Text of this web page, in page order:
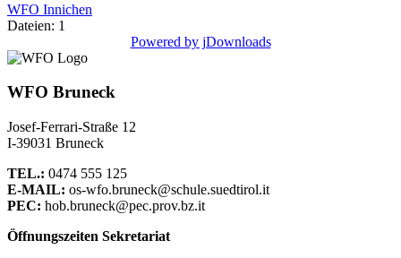
WFO Innichen
Dateien: 1
Powered by jDownloads
WFO Bruneck
Josef-Ferrari-Straße 12
I-39031 Bruneck
TEL.: 0474 555 125
E-MAIL: os-wfo.bruneck@schule.suedtirol.it
PEC: hob.bruneck@pec.prov.bz.it
Öffnungszeiten Sekretariat